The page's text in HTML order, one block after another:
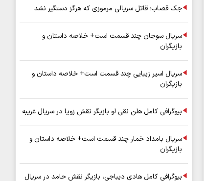
جک قصاب؛ قاتل سریالی مرموزی که هرگز دستگیر نشد
سریال سوجان چند قسمت است+ خلاصه داستان و
بازیگران
سریال اسیر زیبایی چند قسمت است+ خلاصه داستان و
بازیگران
بیوگرافی کامل هلن نقی لو بازیگر نقش زویا در سریال غریبه
سریال بامداد خمار چند قسمت است+ خلاصه داستان و
بازیگران
بیوگرافی کامل هادی دیباجی، بازیگر نقش حامد در سریال